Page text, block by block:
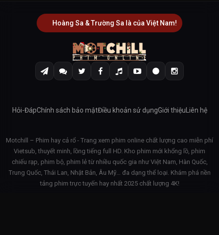
Hoàng Sa & Trường Sa là của Việt Nam!
Hỏi-ĐápChính sách bảo mậtĐiều khoản sử dụngGiới thiệu Liên hệ
Motchill – Phim hay cả rổ - Trang xem phim online chất lượng cao miễn phí
Vietsub, thuyết minh, lồng tiếng full HD. Kho phim mới khổng lồ, phim
chiếu rạp, phim bộ, phim lẻ từ nhiều quốc gia như Việt Nam, Hàn Quốc,
Trung Quốc, Thái Lan, Nhật Bản, Âu Mỹ… đa dạng thể loại. Khám phá nền
tảng phim trực tuyến hay nhất 2025 chất lượng 4K!